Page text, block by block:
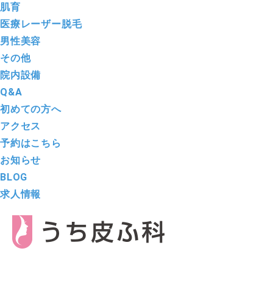
肌育
医療レーザー脱毛
男性美容
その他
院内設備
Q&A
初めての方へ
アクセス
予約はこちら
お知らせ
BLOG
求人情報